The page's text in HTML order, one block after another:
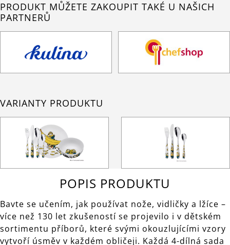
PRODUKT MŮŽETE ZAKOUPIT TAKÉ U NAŠICH
PARTNERŮ
VARIANTY PRODUKTU
POPIS PRODUKTU
Bavte se učením, jak používat nože, vidličky a lžíce –
více než 130 let zkušeností se projevilo i v dětském
sortimentu příborů, které svými okouzlujícími vzory
vytvoří úsměv v každém obličeji. Každá 4-dílná sada